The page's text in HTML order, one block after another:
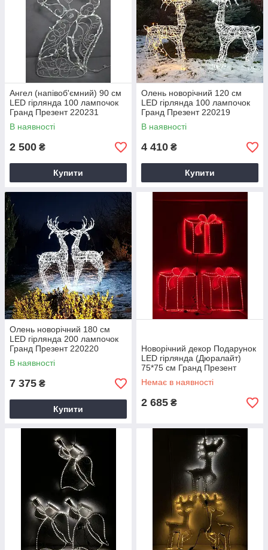
Ангел (напівоб'ємний) 90 см
LED гірлянда 100 лампочок
Гранд Презент 220231
В наявності
2 500 ₴
Купити
Олень новорічний 120 см
LED гірлянда 100 лампочок
Гранд Презент 220219
В наявності
4 410 ₴
Купити
Олень новорічний 180 см
LED гірлянда 200 лампочок
Гранд Презент 220220
В наявності
7 375 ₴
Купити
Новорічний декор Подарунок
LED гірлянда (Дюралайт)
75*75 см Гранд Презент
220243
Немає в наявності
2 685 ₴